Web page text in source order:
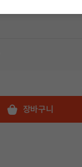
장바구니